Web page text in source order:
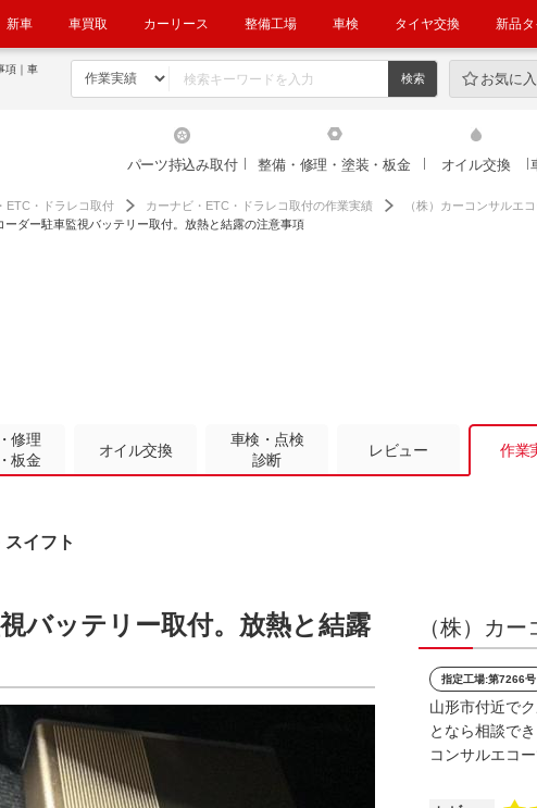
新車 車買取 カーリース 整備工場 車検 タイヤ交換 新品タ
項｜車
お気に
パーツ持込み取付 整備・修理・塗装・板金 オイル交換
ETC・ドラレコ取付 カーナビ・ETC・ドラレコ取付の作業実績
（株）カーコンサルエ
ーダー駐車監視バッテリー取付。放熱と結露の注意事項
修理
板金
オイル交換
車検・点検
診断
レビュー 作業
スイフト
バッテリー取付。放熱と結露
（株）カ
指定工場:第7266号
山形市付近で
となら相談で
コンサルエコー